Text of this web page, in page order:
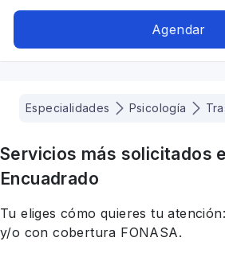
Agendar
Especialidades Psicología
Servicios más solicitados
Encuadrado
Tu eliges cómo quieres tu
y/o con cobertura FONASA.